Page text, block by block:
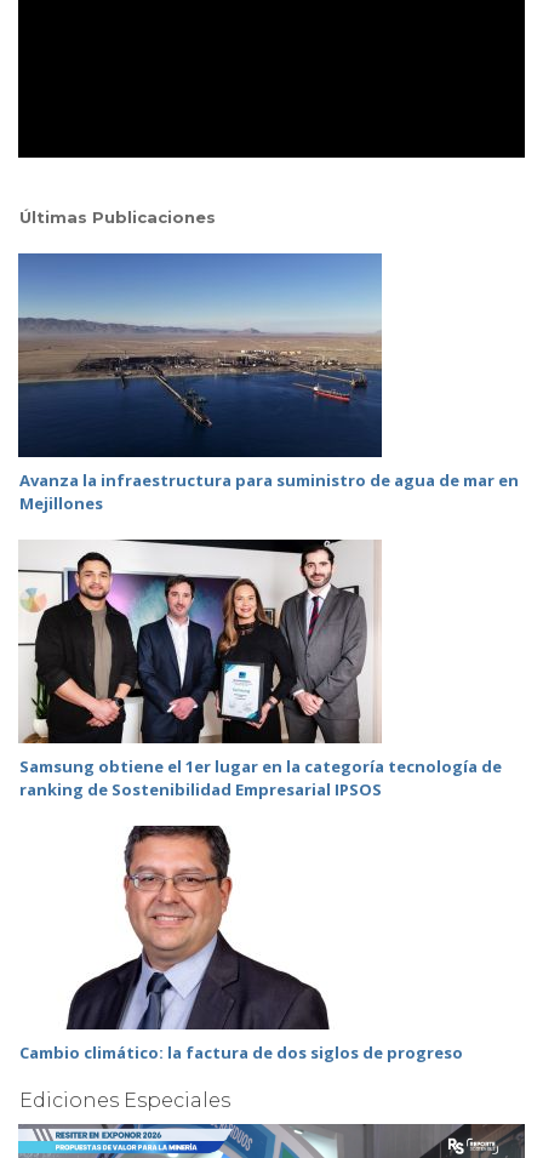
Últimas Publicaciones
Avanza la infraestructura para suministro de agua de mar en
Mejillones
Samsung obtiene el 1er lugar en la categoría tecnología de
ranking de Sostenibilidad Empresarial IPSOS
Cambio climático: la factura de dos siglos de progreso
Ediciones Especiales